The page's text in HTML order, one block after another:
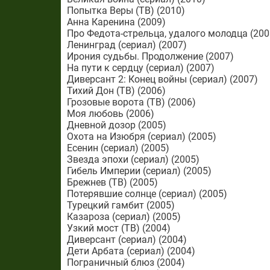
Попытка Веры (ТВ) (2010)
Анна Каренина (2009)
Про Федота-стрельца, удалого молодца
Ленинград (сериал) (2007)
Ирония судьбы. Продолжение (2007)
На пути к сердцу (сериал) (2007)
Диверсант 2: Конец войны (сериал) (2007)
Тихий Дон (ТВ) (2006)
Грозовые ворота (ТВ) (2006)
Моя любовь (2006)
Дневной дозор (2005)
Охота на Изюбря (сериал) (2005)
Есенин (сериал) (2005)
Звезда эпохи (сериал) (2005)
Гибель Империи (сериал) (2005)
Брежнев (ТВ) (2005)
Потерявшие солнце (сериал) (2005)
Турецкий гамбит (2005)
Казароза (сериал) (2005)
Узкий мост (ТВ) (2004)
Диверсант (сериал) (2004)
Дети Арбата (сериал) (2004)
Пограничный блюз (2004)